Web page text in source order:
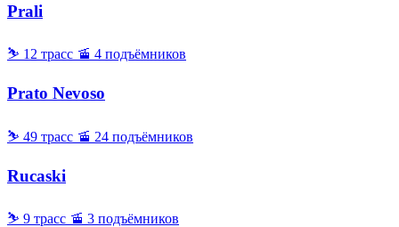
Prali
⛷ 12 трасс 🚡 4 подъёмников
Prato Nevoso
⛷ 49 трасс 🚡 24 подъёмников
Rucaski
⛷ 9 трасс 🚡 3 подъёмников